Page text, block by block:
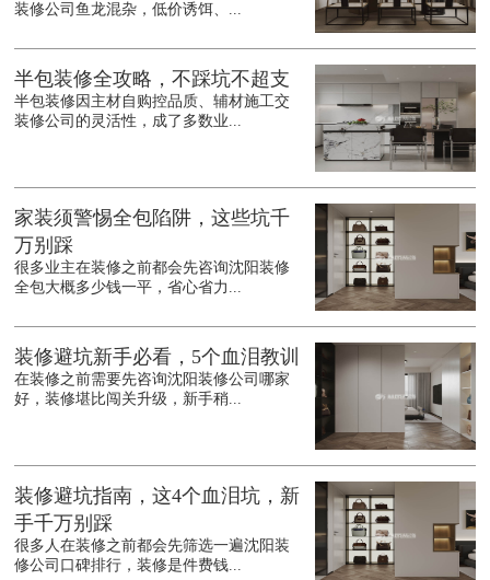
装修公司鱼龙混杂，低价诱饵、...
半包装修全攻略，不踩坑不超支
半包装修因主材自购控品质、辅材施工交
装修公司的灵活性，成了多数业...
家装须警惕全包陷阱，这些坑千
万别踩
很多业主在装修之前都会先咨询沈阳装修
全包大概多少钱一平，省心省力...
装修避坑新手必看，5个血泪教训
在装修之前需要先咨询沈阳装修公司哪家
好，装修堪比闯关升级，新手稍...
装修避坑指南，这4个血泪坑，新
手千万别踩
很多人在装修之前都会先筛选一遍沈阳装
修公司口碑排行，装修是件费钱...